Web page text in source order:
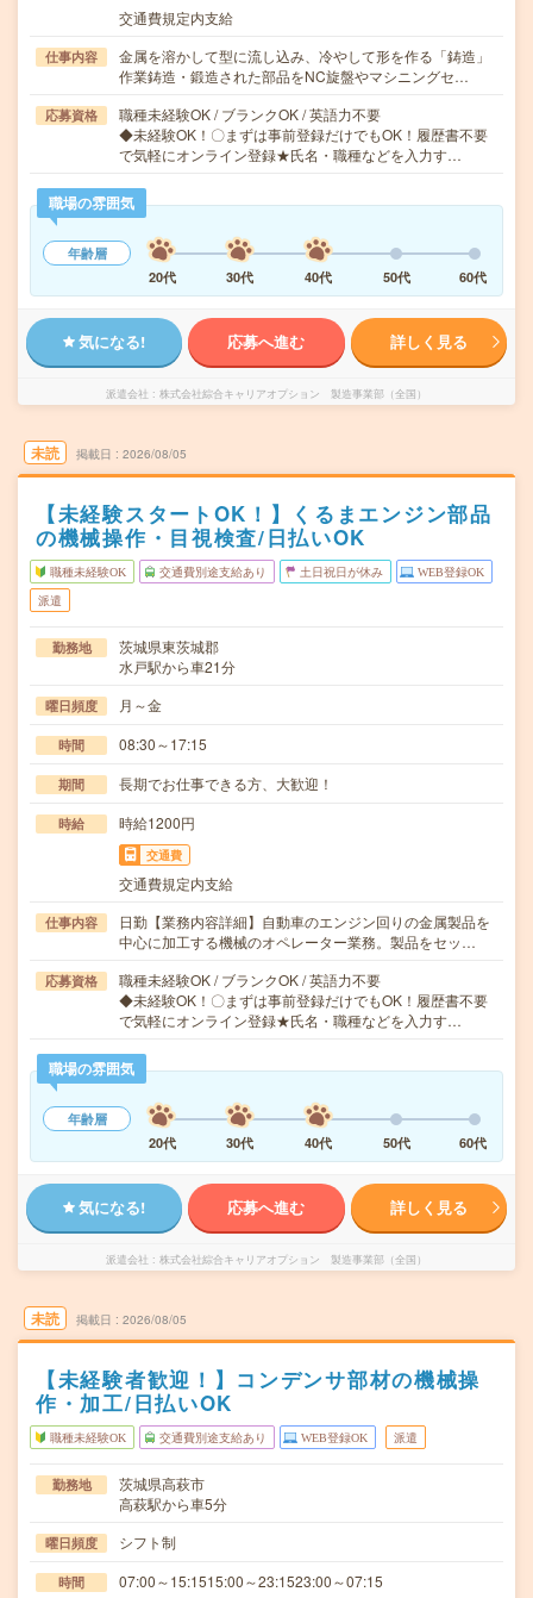
交通費規定内支給
仕事内容
金属を溶かして型に流し込み、冷やして形を作る「鋳造」
作業鋳造・鍛造された部品をNC旋盤やマシニングセ…
応募資格
職種未経験OK / ブランクOK / 英語力不要
◆未経験OK！〇まずは事前登録だけでもOK！履歴書不要
で気軽にオンライン登録★氏名・職種などを入力す…
職場の雰囲気
年齢層
20代
30代 40代 50代 60代
気になる! 応募へ進む 詳しく見る
派遣会社 株式会社綜合キャリアオプション 製造事業部（全国）
未読 掲載日 2026/08/05
【未経験スタートOK！】くるまエンジン部品
の機械操作・目視検査/日払いOK
職種未経験OK 交通費別途支給あり 土日祝日が休み WEB登録OK
派遣
勤務地
茨城県東茨城郡
水戸駅から車21分
曜日頻度 月～金
時間 08:30～17:15
期間 長期でお仕事できる方、大歓迎！
時給 時給1200円
交通費
交通費規定内支給
仕事内容
日勤【業務内容詳細】自動車のエンジン回りの金属製品を
中心に加工する機械のオペレーター業務。製品をセッ…
応募資格
職種未経験OK / ブランクOK / 英語力不要
◆未経験OK！〇まずは事前登録だけでもOK！履歴書不要
で気軽にオンライン登録★氏名・職種などを入力す…
職場の雰囲気
年齢層
20代
30代 40代 50代 60代
気になる! 応募へ進む 詳しく見る
派遣会社 株式会社綜合キャリアオプション 製造事業部（全国）
未読 掲載日 2026/08/05
【未経験者歓迎！】コンデンサ部材の機械操
作・加工/日払いOK
職種未経験OK 交通費別途支給あり WEB登録OK 派遣
勤務地
茨城県高萩市
高萩駅から車5分
曜日頻度 シフト制
時間 07:00～15:1515:00～23:1523:00～07:15